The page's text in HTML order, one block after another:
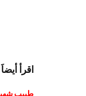
اقرأ
طبيب